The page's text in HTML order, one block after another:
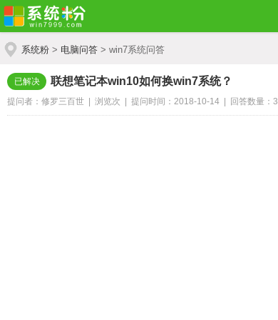
系统粉 > 电脑问答 > win7系统问答
已解决 联想笔记本win10如何换win7系统？
提问者：修罗三百世 | 浏览次 | 提问时间：2018-10-14 | 回答数量：3